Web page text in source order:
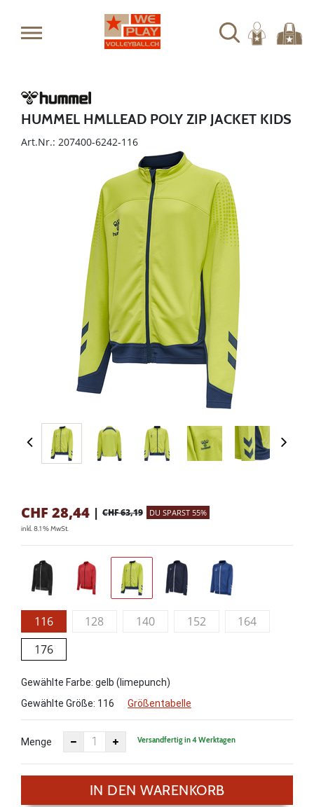
HUMMEL HMLLEAD POLY ZIP JACKET KIDS
Art.Nr.: 207400-6242-116
CHF 28,44 | CHF 63,19 DU SPARST 55%
inkl. 8.1 % MwSt.
116 128 140 152
164
176
Gewählte Farbe: gelb (limepunch)
Gewählte Größe: 116 Größentabelle
Menge Versandfertig in 4 Werktagen
IN DEN WARENKORB